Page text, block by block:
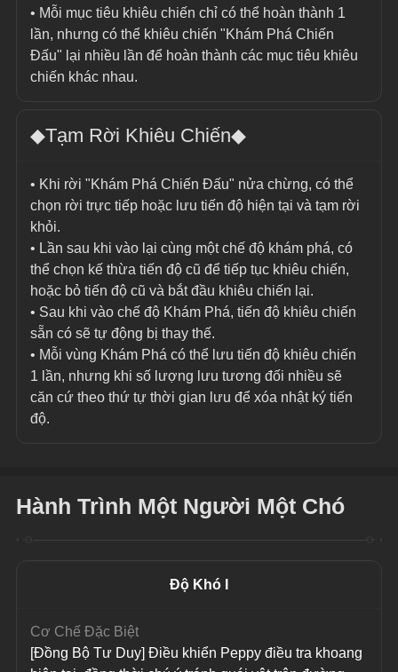
• Mỗi mục tiêu khiêu chiến chỉ có thể hoàn thành 1
lần, nhưng có thể khiêu chiến "Khám Phá Chiến
Đấu" lại nhiều lần để hoàn thành các mục tiêu khiêu
chiến khác nhau.
◆Tạm Rời Khiêu Chiến◆
• Khi rời "Khám Phá Chiến Đấu" nửa chừng, có thể
chọn rời trực tiếp hoặc lưu tiến độ hiện tại và tạm rời
khỏi.
• Lần sau khi vào lại cùng một chế độ khám phá, có
thể chọn kế thừa tiến độ cũ để tiếp tục khiêu chiến,
hoặc bỏ tiến độ cũ và bắt đầu khiêu chiến lại.
• Sau khi vào chế độ Khám Phá, tiến độ khiêu chiến
sẵn có sẽ tự động bị thay thế.
• Mỗi vùng Khám Phá có thể lưu tiến độ khiêu chiến
1 lần, nhưng khi số lượng lưu tương đối nhiều sẽ
căn cứ theo thứ tự thời gian lưu để xóa nhật ký tiến
độ.
Hành Trình Một Người Một Chó
Độ Khó I
Cơ Chế Đặc Biệt
[Đồng Bộ Tư Duy] Điều khiển Peppy điều tra khoang